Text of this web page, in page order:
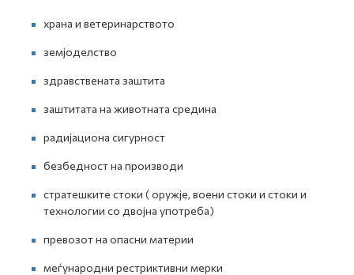
храна и ветеринарството
земјоделство
здравствената заштита
заштитата на животната средина
радијациона сигурност
безбедност на производи
стратешките стоки ( оружје, воени стоки и стоки и
технологии со двојна употреба)
превозот на опасни материи
меѓународни рестриктивни мерки